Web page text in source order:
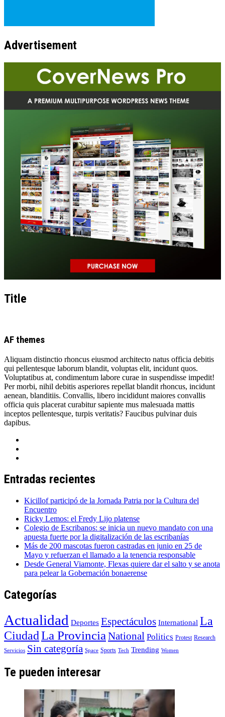
Advertisement
Title
AF themes
Aliquam distinctio rhoncus eiusmod architecto natus officia debitis
qui pellentesque laborum blandit, voluptas elit, incidunt quos.
Voluptatibus at, condimentum labore curae in suspendisse impedit!
Per morbi, nihil debitis asperiores repellat blandit rhoncus, incidunt
aenean, blanditiis. Convallis, libero incididunt maiores convallis
officia quis placerat curabitur sapiente mus malesuada mattis
inceptos pellentesque, turpis veritatis? Faucibus pulvinar duis
dapibus.
Entradas recientes
Kicillof participó de la Jornada Patria por la Cultura del
Encuentro
Ricky Lemos: el Fredy Lijo platense
Colegio de Escribanos: se inicia un nuevo mandato con una
apuesta fuerte por la digitalización de las escribanías
Más de 200 mascotas fueron castradas en junio en 25 de
Mayo y refuerzan el llamado a la tenencia responsable
Desde General Viamonte, Flexas quiere dar el salto y se anota
para pelear la Gobernación bonaerense
Categorías
Actualidad Deportes Espectáculos International La
Ciudad La Provincia National Politics Protest Research
Servicios Sin categoría Space Sports Tech Trending Women
Te pueden interesar